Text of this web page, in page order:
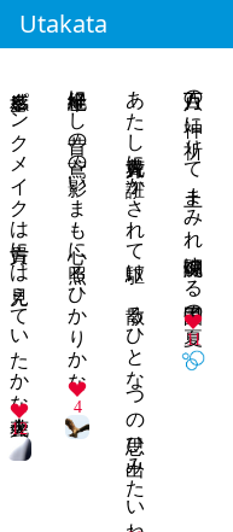
Utakata
八百万の 神に祈りて 土まみれ 闘魂燃ゆる 甲子園の夏
11
あたし花火貴方に誑かされて駆け、散るひとなつの思ひ出みたいね
半世紀経にし昔の鳶の影いまも心に照るひかりかな
4
多幸感ピンクメイクは貴方には見えていたかな花火大会
12